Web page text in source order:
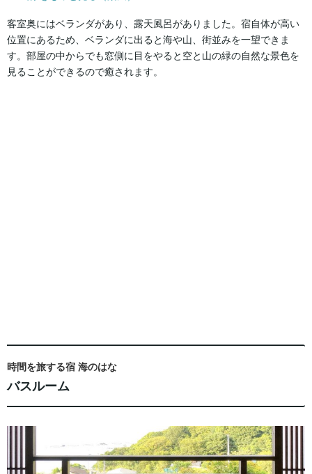
客室奥にはベランダがあり、露天風呂がありました。宿自体が高い
位置にあるため、ベランダに出ると海や山、街並みを一望できま
す。部屋の中からでも窓側に目をやると空と山の緑の自然な景色を
見ることができるので癒されます。
時間を旅する宿 海のはな
バスルーム